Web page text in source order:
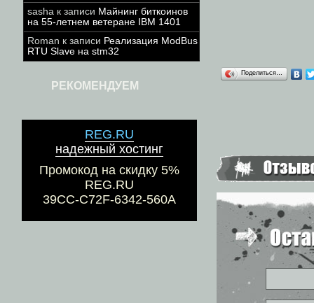
sasha к записи Майнинг биткоинов
на 55-летнем ветеране IBM 1401
Roman к записи Реализация ModBus
RTU Slave на stm32
РЕКОМЕНДУЕМ
REG.RU
надежный хостинг
Промокод на скидку 5%
REG.RU
39CC-C72F-6342-560A
Поделиться…